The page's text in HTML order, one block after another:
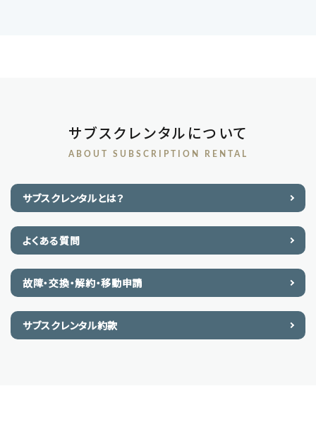
サブスクレンタルについて
ABOUT SUBSCRIPTION RENTAL
サブスクレンタルとは？
よくある質問
故障・交換・解約・移動申請
サブスクレンタル約款